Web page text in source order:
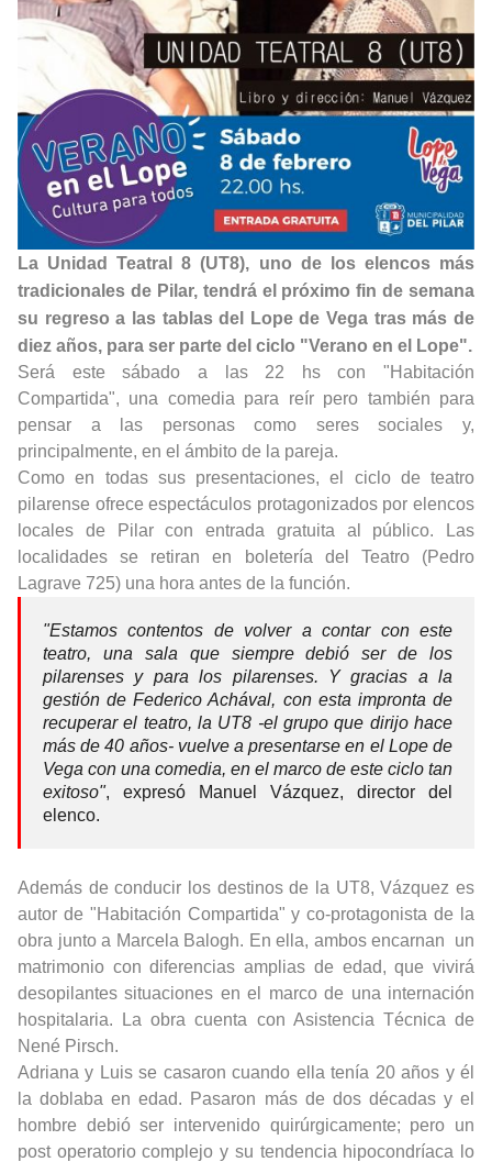
La Unidad Teatral 8 (UT8), uno de los elencos más
tradicionales de Pilar, tendrá el próximo fin de semana
su regreso a las tablas del Lope de Vega tras más de
diez años, para ser parte del ciclo "Verano en el Lope".
Será este sábado a las 22 hs con "Habitación
Compartida", una comedia para reír pero también para
pensar a las personas como seres sociales y,
principalmente, en el ámbito de la pareja.
Como en todas sus presentaciones, el ciclo de teatro
pilarense ofrece espectáculos protagonizados por elencos
locales de Pilar con entrada gratuita al público. Las
localidades se retiran en boletería del Teatro (Pedro
Lagrave 725) una hora antes de la función.
"Estamos contentos de volver a contar con este
teatro, una sala que siempre debió ser de los
pilarenses y para los pilarenses. Y gracias a la
gestión de Federico Achával, con esta impronta de
recuperar el teatro, la UT8 -el grupo que dirijo hace
más de 40 años- vuelve a presentarse en el Lope de
Vega con una comedia, en el marco de este ciclo tan
exitoso", expresó Manuel Vázquez, director del
elenco.
Además de conducir los destinos de la UT8, Vázquez es
autor de "Habitación Compartida" y co-protagonista de la
obra junto a Marcela Balogh. En ella, ambos encarnan un
matrimonio con diferencias amplias de edad, que vivirá
desopilantes situaciones en el marco de una internación
hospitalaria. La obra cuenta con Asistencia Técnica de
Nené Pirsch.
Adriana y Luis se casaron cuando ella tenía 20 años y él
la doblaba en edad. Pasaron más de dos décadas y el
hombre debió ser intervenido quirúrgicamente; pero un
post operatorio complejo y su tendencia hipocondríaca lo